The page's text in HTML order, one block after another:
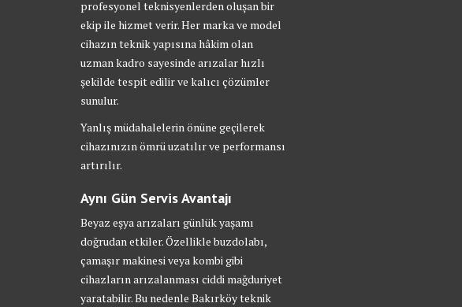
profesyonel teknisyenlerden oluşan bir
ekip ile hizmet verir. Her marka ve model
cihazın teknik yapısına hâkim olan
uzman kadro sayesinde arızalar hızlı
şekilde tespit edilir ve kalıcı çözümler
sunulur.
Yanlış müdahalelerin önüne geçilerek
cihazınızın ömrü uzatılır ve performansı
artırılır.
Aynı Gün Servis Avantajı
Beyaz eşya arızaları günlük yaşamı
doğrudan etkiler. Özellikle buzdolabı,
çamaşır makinesi veya kombi gibi
cihazların arızalanması ciddi mağduriyet
yaratabilir. Bu nedenle Bakırköy teknik